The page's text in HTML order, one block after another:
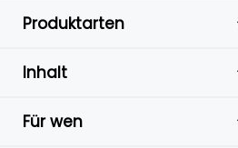
Produktarten
Inhalt
Für wen